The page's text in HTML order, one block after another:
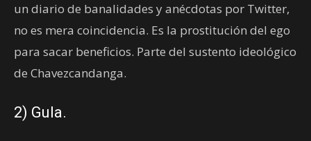
un diario de banalidades y anécdotas por Twitter,
no es mera coincidencia. Es la prostitución del ego
para sacar beneficios. Parte del sustento ideológico
de Chavezcandanga.
2) Gula.